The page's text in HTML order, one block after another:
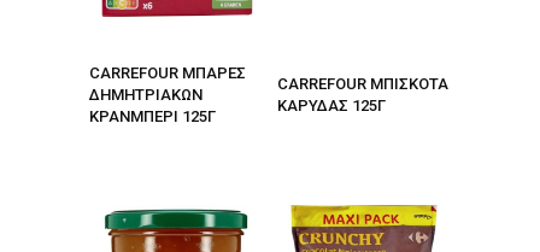
CARREFOUR ΜΠΑΡΕΣ
ΔΗΜΗΤΡΙΑΚΩΝ
ΚΡΑΝΜΠΕΡΙ 125Γ
CARREFOUR ΜΠΙΣΚΟΤΑ
ΚΑΡΥΔΑΣ 125Γ